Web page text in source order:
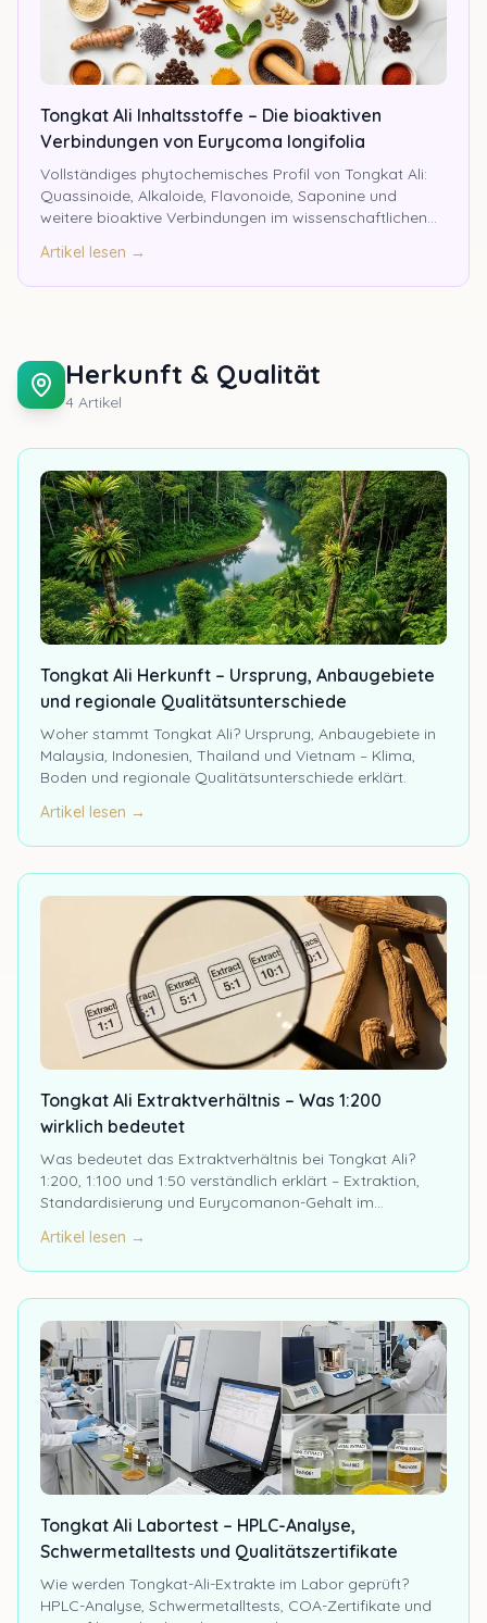
Tongkat Ali Inhaltsstoffe – Die bioaktiven
Verbindungen von Eurycoma longifolia
Vollständiges phytochemisches Profil von Tongkat Ali:
Quassinoide, Alkaloide, Flavonoide, Saponine und
weitere bioaktive Verbindungen im wissenschaftlichen
Artikel lesen →
Herkunft & Qualität
4 Artikel
Tongkat Ali Herkunft – Ursprung, Anbaugebiete
und regionale Qualitätsunterschiede
Woher stammt Tongkat Ali? Ursprung, Anbaugebiete in
Malaysia, Indonesien, Thailand und Vietnam – Klima,
Boden und regionale Qualitätsunterschiede erklärt.
Artikel lesen →
Tongkat Ali Extraktverhältnis – Was 1:200
wirklich bedeutet
Was bedeutet das Extraktverhältnis bei Tongkat Ali?
1:200, 1:100 und 1:50 verständlich erklärt – Extraktion,
Standardisierung und Eurycomanon-Gehalt im
Artikel lesen →
Tongkat Ali Labortest – HPLC-Analyse,
Schwermetalltests und Qualitätszertifikate
Wie werden Tongkat-Ali-Extrakte im Labor geprüft?
HPLC-Analyse, Schwermetalltests, COA-Zertifikate und